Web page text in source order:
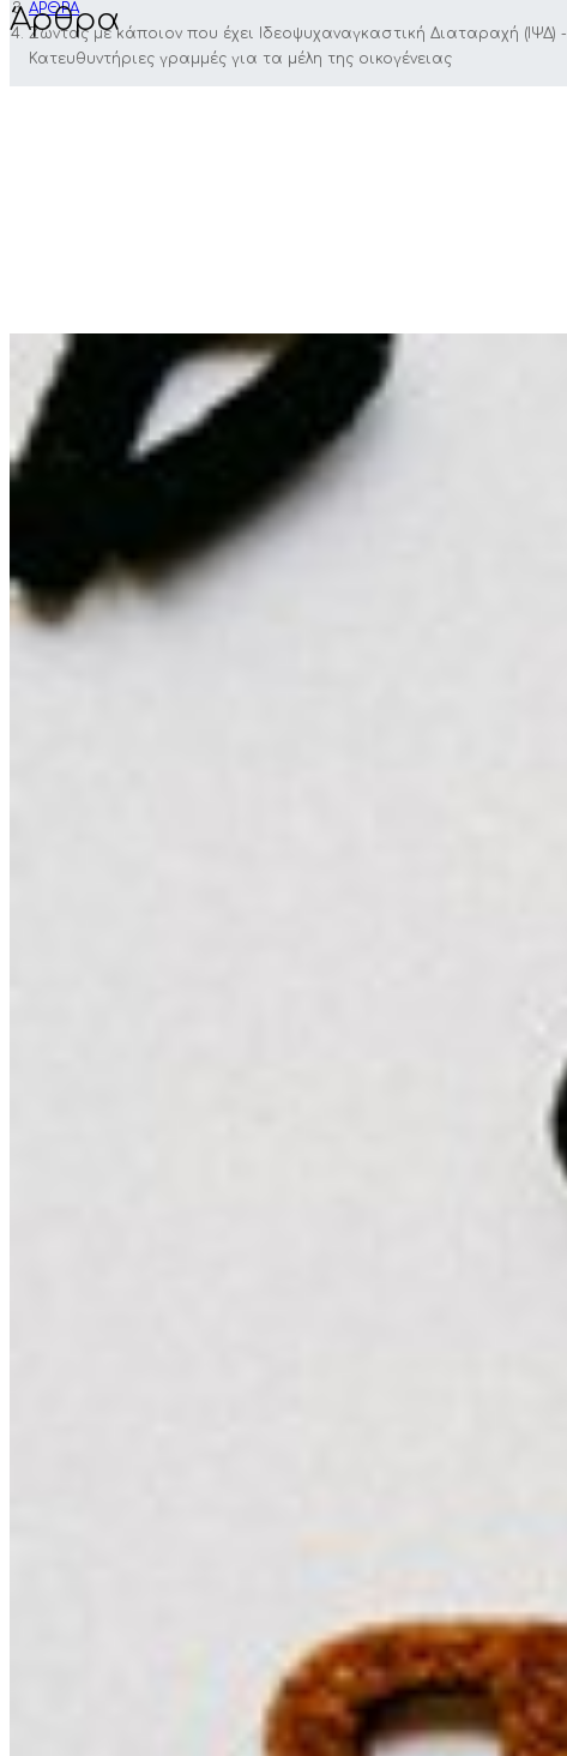
ΑΡΘΡΑ
Ζώντας με κάποιον που έχει Ιδεοψυχαναγκαστική Διαταραχή (ΙΨΔ) -
Κατευθυντήριες γραμμές για τα μέλη της οικογένειας
Άρθρα